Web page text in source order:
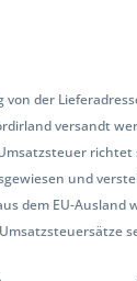
der
versandt
und
dem EU-